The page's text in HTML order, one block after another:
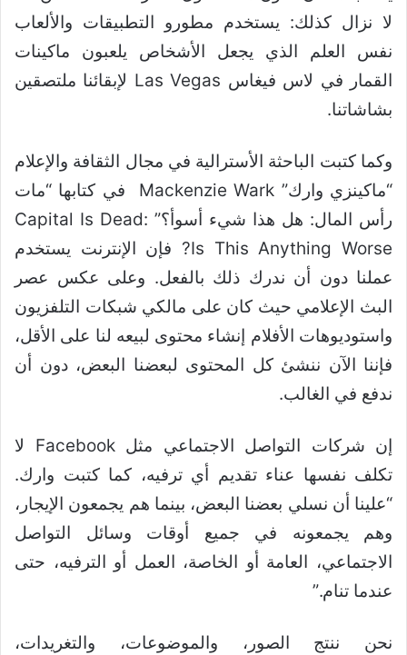
لا نزال كذلك: يستخدم مطورو التطبيقات والألعاب
نفس العلم الذي يجعل الأشخاص يلعبون ماكينات
القمار في لاس فيغاس Las Vegas لإبقائنا ملتصقين
بشاشاتنا.
وكما كتبت الباحثة الأسترالية في مجال الثقافة والإعلام
“ماكينزي وارك” Mackenzie Wark في كتابها “مات
رأس المال: هل هذا شيء أسوأ؟” Capital Is Dead:
Is This Anything Worse? فإن الإنترنت يستخدم
عملنا دون أن ندرك ذلك بالفعل. وعلى عكس عصر
البث الإعلامي حيث كان على مالكي شبكات التلفزيون
واستوديوهات الأفلام إنشاء محتوى لبيعه لنا على الأقل،
فإننا الآن ننشئ كل المحتوى لبعضنا البعض، دون أن
ندفع في الغالب.
إن شركات التواصل الاجتماعي مثل Facebook لا
تكلف نفسها عناء تقديم أي ترفيه، كما كتبت وارك.
“علينا أن نسلي بعضنا البعض، بينما هم يجمعون الإيجار،
وهم يجمعونه في جميع أوقات وسائل التواصل
الاجتماعي، العامة أو الخاصة، العمل أو الترفيه، حتى
عندما تنام.”
نحن ننتج الصور، والموضوعات، والتغريدات،